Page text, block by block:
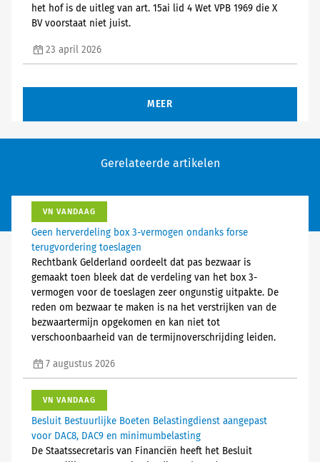
het hof is de uitleg van art. 15ai lid 4 Wet VPB 1969 die X
BV voorstaat niet juist.
23 april 2026
MEER
Gerelateerde artikelen
VN VANDAAG
Geen herverdeling box 3-vermogen ondanks forse
terugvordering toeslagen
Rechtbank Gelderland oordeelt dat pas bezwaar is
gemaakt toen bleek dat de verdeling van het box 3-
vermogen voor de toeslagen zeer ongunstig uitpakte. De
reden om bezwaar te maken is na het verstrijken van de
bezwaartermijn opgekomen en kan niet tot
verschoonbaarheid van de termijnoverschrijding leiden.
7 augustus 2026
VN VANDAAG
Besluit Bestuurlijke Boeten Belastingdienst aangepast
voor DAC8, DAC9 en minimumbelasting
De Staatssecretaris van Financiën heeft het Besluit